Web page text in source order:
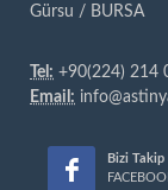
Gürsu / BURSA
Tel: +90(224) 214
Email:
Bizi Takip